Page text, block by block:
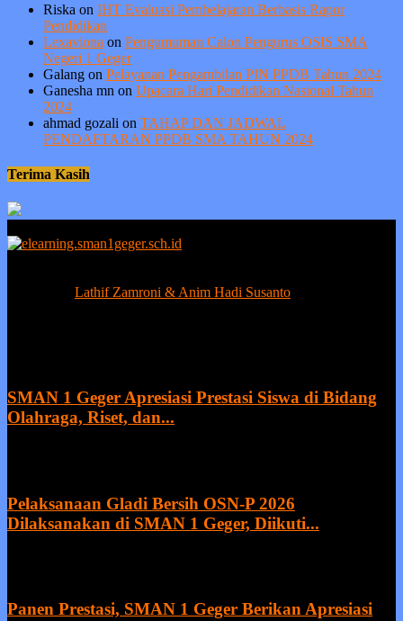
Riska on IHT Evaluasi Pembelajaran Berbasis Rapor
Pendidikan
Lexaviona on Pengumuman Calon Pengurus OSIS SMA
Negeri 1 Geger
Galang on Pelayanan Pengambilan PIN PPDB Tahun 2024
Ganesha mn on Upacara Hari Pendidikan Nasional Tahun
2024
ahmad gozali on TAHAP DAN JADWAL
PENDAFTARAN PPDB SMA TAHUN 2024
Terima Kasih
Lathif Zamroni & Anim Hadi Susanto
SMAN 1 Geger Apresiasi Prestasi Siswa di Bidang
Olahraga, Riset, dan...
Pelaksanaan Gladi Bersih OSN-P 2026
Dilaksanakan di SMAN 1 Geger, Diikuti...
Panen Prestasi, SMAN 1 Geger Berikan Apresiasi